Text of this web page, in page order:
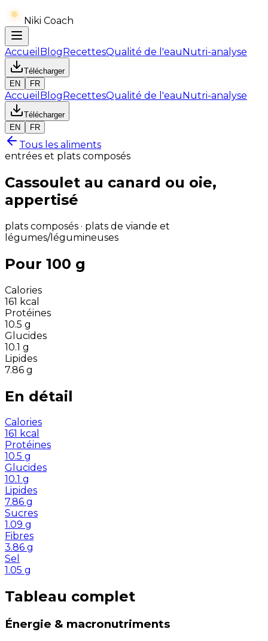
Niki Coach
Accueil BlogRecettesQualité de l'eauNutri-analyse
Télécharger
EN
FR
Accueil BlogRecettesQualité de l'eauNutri-analyse
Télécharger
EN
FR
Tous les aliments
entrées et plats composés
Cassoulet au canard ou oie,
appertisé
plats composés · plats de viande et
légumes/légumineuses
Pour 100 g
Calories
161 kcal
Protéines
10.5 g
Glucides
10.1 g
Lipides
7.86 g
En détail
Calories
161 kcal
Protéines
10.5 g
Glucides
10.1 g
Lipides
7.86 g
Sucres
1.09 g
Fibres
3.86 g
Sel
1.05 g
Tableau complet
Énergie & macronutriments